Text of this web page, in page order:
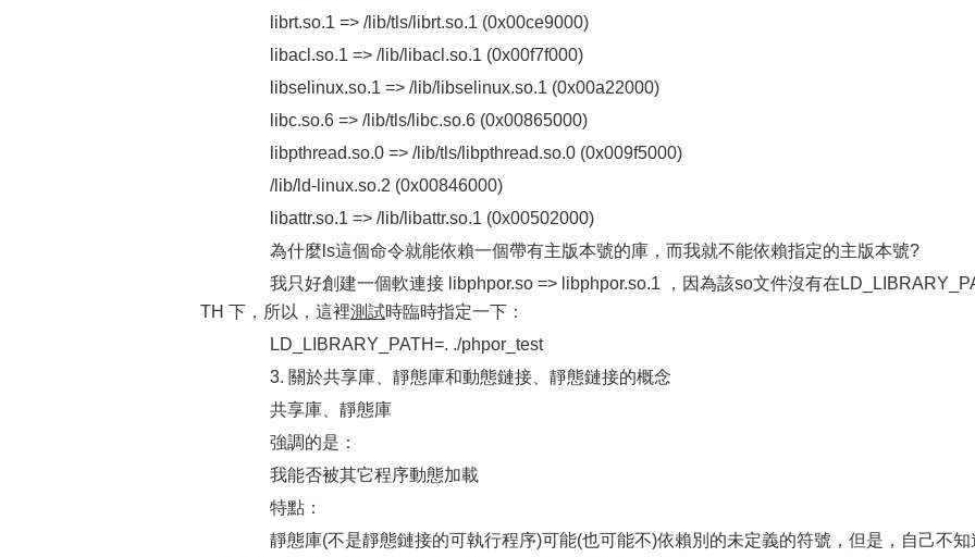
librt.so.1 => /lib/tls/librt.so.1 (0x00ce9000)
libacl.so.1 => /lib/libacl.so.1 (0x00f7f000)
libselinux.so.1 => /lib/libselinux.so.1 (0x00a22000)
libc.so.6 => /lib/tls/libc.so.6 (0x00865000)
libpthread.so.0 => /lib/tls/libpthread.so.0 (0x009f5000)
/lib/ld-linux.so.2 (0x00846000)
libattr.so.1 => /lib/libattr.so.1 (0x00502000)
為什麼ls這個命令就能依賴一個帶有主版本號的庫，而我就不能依賴指定的主版本號?
我只好創建一個軟連接 libphpor.so => libphpor.so.1 ，因為該so文件沒有在
TH 下，所以，這裡測試時臨時指定一下：
LD_LIBRARY_PATH=. ./phpor_test
3. 關於共享庫、靜態庫和動態鏈接、靜態鏈接的概念
共享庫、靜態庫
強調的是：
我能否被其它程序動態加載
特點：
靜態庫(不是靜態鏈接的可執行程序)可能(也可能不)依賴別的未定義的符號，但是，自己不知